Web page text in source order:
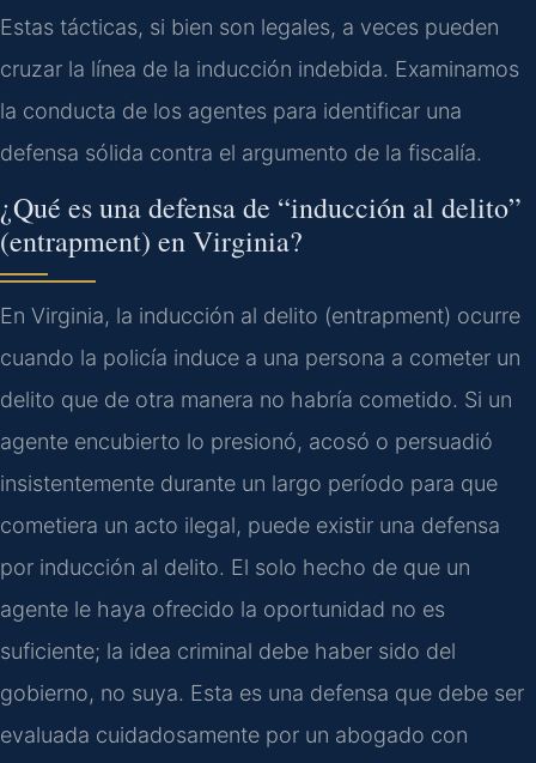
Estas tácticas, si bien son legales, a veces pueden
cruzar la línea de la inducción indebida. Examinamos
la conducta de los agentes para identificar una
defensa sólida contra el argumento de la fiscalía.
¿Qué es una defensa de “inducción al delito”
(entrapment) en Virginia?
En Virginia, la inducción al delito (entrapment) ocurre
cuando la policía induce a una persona a cometer un
delito que de otra manera no habría cometido. Si un
agente encubierto lo presionó, acosó o persuadió
insistentemente durante un largo período para que
cometiera un acto ilegal, puede existir una defensa
por inducción al delito. El solo hecho de que un
agente le haya ofrecido la oportunidad no es
suficiente; la idea criminal debe haber sido del
gobierno, no suya. Esta es una defensa que debe ser
evaluada cuidadosamente por un abogado con